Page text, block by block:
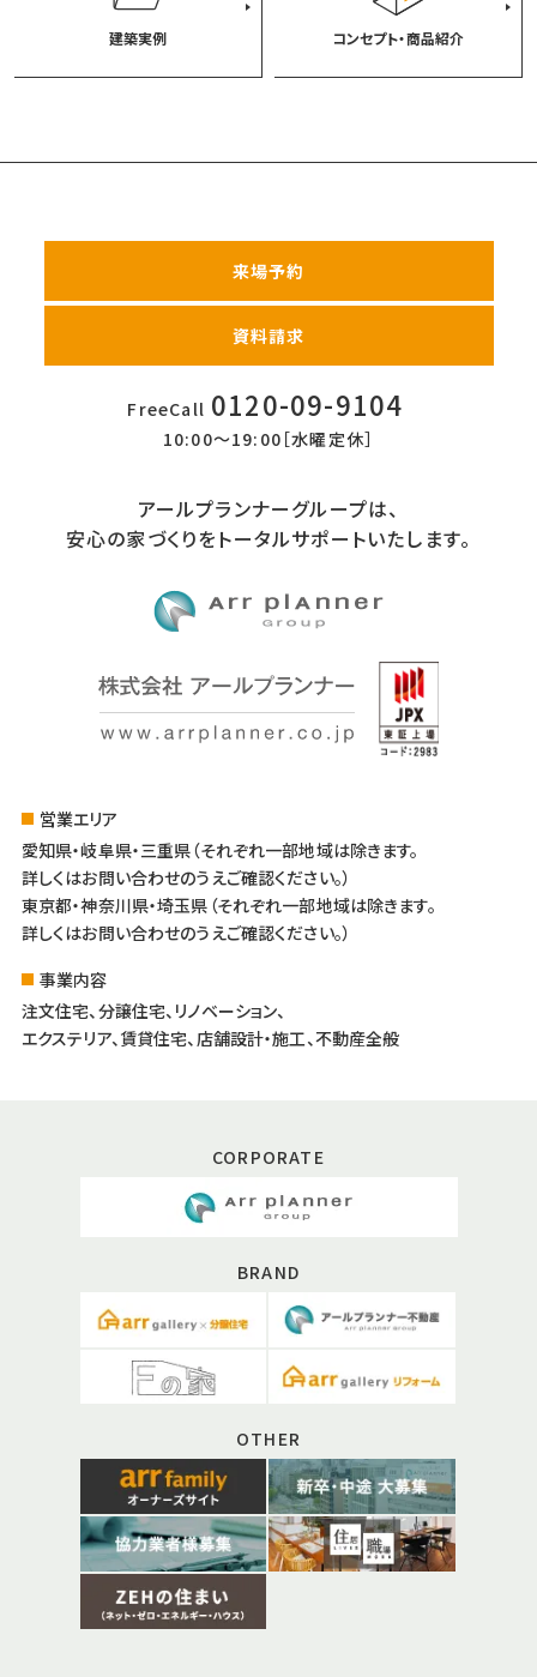
建築実例 コンセプト・商品紹介
来場予約
資料請求
FreeCall 0120-09-9104
10:00〜19:00［水曜定休］
アールプランナーグループは、
安心の家づくりをトータルサポートいたします。
営業エリア
愛知県・岐阜県・三重県（それぞれ一部地域は除きます。
詳しくはお問い合わせのうえご確認ください。）
東京都・神奈川県・埼玉県（それぞれ一部地域は除きます。
詳しくはお問い合わせのうえご確認ください。）
事業内容
注文住宅、分譲住宅、リノベーション、
エクステリア、賃貸住宅、店舗設計・施工、不動産全般
CORPORATE
BRAND
OTHER